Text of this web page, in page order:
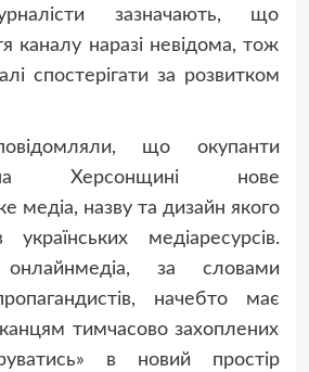
зазначають, що
каналу наразі невідома, тож
спостерігати за розвитком
що окупанти
Херсонщині нове
медіа, назву та дизайн якого
українських медіаресурсів.
онлайнмедіа, за словами
начебто має
тимчасово захоплених
в новий простір